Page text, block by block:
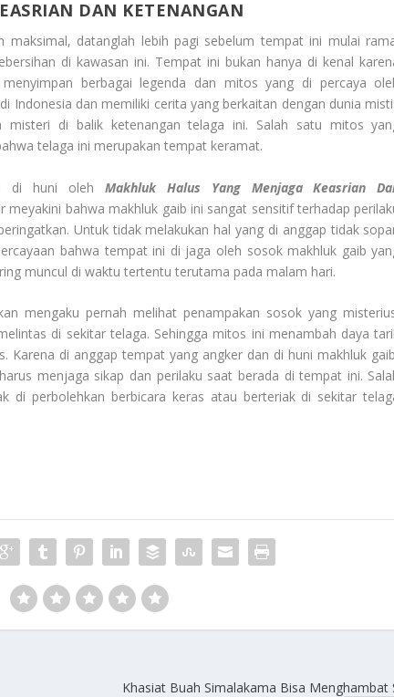
DAN KETENANGAN
datanglah lebih pagi sebelum tempat ini mulai
di kawasan ini. Tempat ini bukan hanya di kenal
berbagai legenda dan mitos yang di percaya
Indonesia dan memiliki cerita yang berkaitan dengan dunia
misteri di balik ketenangan telaga ini. Salah satu mitos
telaga ini merupakan tempat keramat.
di huni oleh Makhluk Halus Yang Menjaga Keasrian
meyakini bahwa makhluk gaib ini sangat sensitif terhadap
Untuk tidak melakukan hal yang di anggap tidak
bahwa tempat ini di jaga oleh sosok makhluk gaib
muncul di waktu tertentu terutama pada malam hari.
mengaku pernah melihat penampakan sosok yang
di sekitar telaga. Sehingga mitos ini menambah daya
di anggap tempat yang angker dan di huni makhluk
menjaga sikap dan perilaku saat berada di tempat ini.
di perbolehkan berbicara keras atau berteriak di sekitar
Khasiat Buah Simalakama Bisa Menghambat